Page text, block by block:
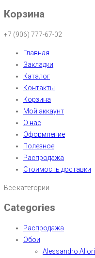
Корзина
+7 (906) 777-67-02
Главная
Закладки
Каталог
Контакты
Корзина
Мой аккаунт
О нас
Оформление
Полезное
Распродажа
Стоимость доставки
Все категории
Categories
Распродажа
Обои
Alessandro Allori